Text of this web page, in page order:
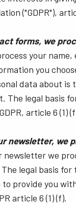
Ein
Zeilenkameras
Kombination
schnellen
bis…
Ein
Multisensor
(Prisma)
Zeilenkamera
3-Sensor-
Multisensor
4-Sensor-
gleichzeitige
und von
(Prisma)
4-Sensor-
Bilddaten
und von
("GDPR"),
forms, we
your
you
data about
The legal basis
article 6 (1)
newsletter,
newsletter we
legal basis
to provide you
article 6 (1) (f).